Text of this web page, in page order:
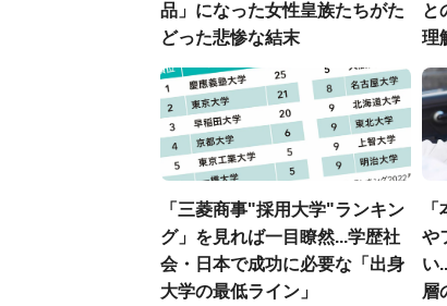
品」になった女性皇族たちがた
どった悲惨な結末
と
理
「三菱商事"採用大学"ランキン
グ」を見れば一目瞭然...学歴社
会・日本で成功に必要な「出身
大学の最低ライン」
や
い
層